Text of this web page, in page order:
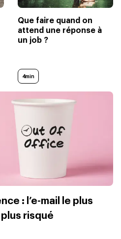
Que faire quand on
attend une réponse à
un job ?
4min
: l’e-mail le plus
risqué